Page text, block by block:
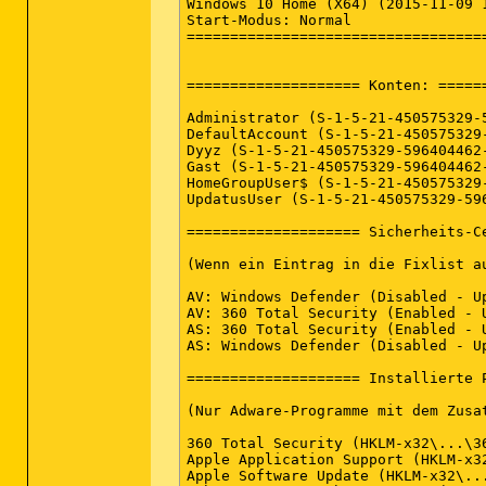
(Microsoft Corporation)
(Malwarebytes) C:\Program Files
(Malwarebytes) C:\Program Files
==================== Registry
(Wenn ein Eintrag in die Fixlist
HKLM\...\Run: [ETDCtrl] =>
HKLM\...\Run: [RtHDVBg_Dolby] =>
HKLM\...\Run: [Nvtmru] =>
HKLM\...\Run: [IgfxTray] =>
HKLM-x32\...\Run: [APSDaemon]
HKLM-x32\...\Run: [CLVirtualDrive]
HKLM-x32\...\Run: [YouCam
HKLM-x32\...\Run: [QHSafeTray] =>
HKU\S-1-5-21-450575329-
HKU\S-1-5-21-450575329-
HKU\S-1-5-21-450575329-
AppInit_DLLs:
AppInit_DLLs:
Windows 10 Home (X64) (2015-11-09
Start-Modus: Normal
==================== Konten:
Administrator (S-1-5-21-
DefaultAccount (S-1-5-21-
Dyyz (S-1-5-21-450575329-
Gast (S-1-5-21-450575329-
HomeGroupUser$ (S-1-5-21-
UpdatusUser (S-1-5-21-450575329-
==================== Sicherheits-
(Wenn ein Eintrag in die Fixlist
AV: Windows Defender (Disabled -
AV: 360 Total Security (Enabled - Up
AS: 360 Total Security (Enabled - Up
AS: Windows Defender (Disabled -
==================== Installierte
(Nur Adware-Programme mit dem
360 Total Security (HKLM-
Apple Application Support (HKLM-
Apple Software Update (HKLM-